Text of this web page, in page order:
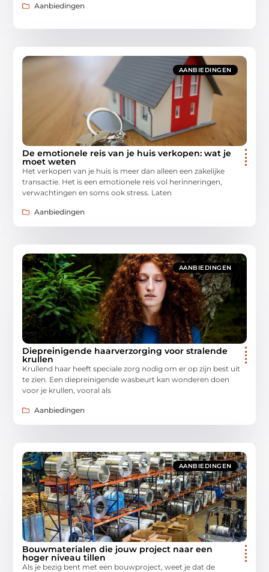
Aanbiedingen
AANBIEDINGEN
De emotionele reis van je huis verkopen: wat je
moet weten
Het verkopen van je huis is meer dan alleen een zakelijke
transactie. Het is een emotionele reis vol herinneringen,
verwachtingen en soms ook stress. Laten
Aanbiedingen
AANBIEDINGEN
Diepreinigende haarverzorging voor stralende
krullen
Krullend haar heeft speciale zorg nodig om er op zijn best uit
te zien. Een diepreinigende wasbeurt kan wonderen doen
voor je krullen, vooral als
Aanbiedingen
AANBIEDINGEN
Bouwmaterialen die jouw project naar een
hoger niveau tillen
Als je bezig bent met een bouwproject, weet je dat de